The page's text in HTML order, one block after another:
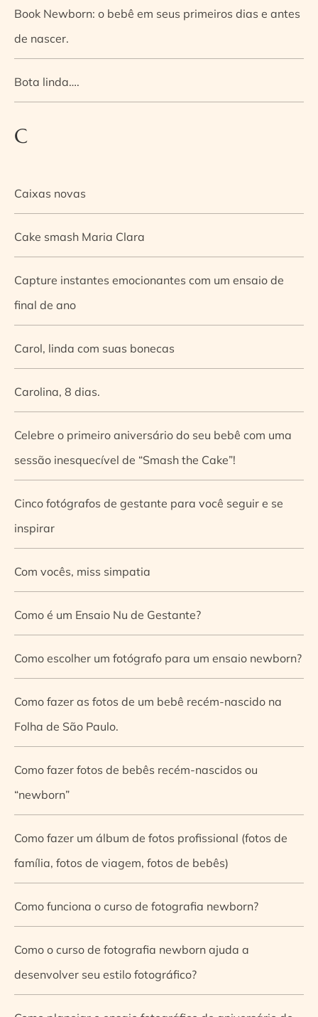
Book Newborn: o bebê em seus primeiros dias e antes
de nascer.
Bota linda….
C
Caixas novas
Cake smash Maria Clara
Capture instantes emocionantes com um ensaio de
final de ano
Carol, linda com suas bonecas
Carolina, 8 dias.
Celebre o primeiro aniversário do seu bebê com uma
sessão inesquecível de “Smash the Cake”!
Cinco fotógrafos de gestante para você seguir e se
inspirar
Com vocês, miss simpatia
Como é um Ensaio Nu de Gestante?
Como escolher um fotógrafo para um ensaio newborn?
Como fazer as fotos de um bebê recém-nascido na
Folha de São Paulo.
Como fazer fotos de bebês recém-nascidos ou
“newborn”
Como fazer um álbum de fotos profissional (fotos de
família, fotos de viagem, fotos de bebês)
Como funciona o curso de fotografia newborn?
Como o curso de fotografia newborn ajuda a
desenvolver seu estilo fotográfico?